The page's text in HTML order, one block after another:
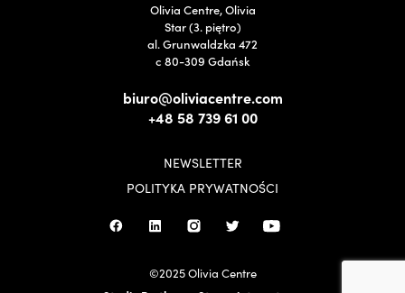
Olivia Centre, Olivia
Star (3. piętro)
al. Grunwaldzka 472
c 80-309 Gdańsk
biuro@oliviacentre.com
+48 58 739 61 00
NEWSLETTER
POLITYKA PRYWATNOŚCI
©2025 Olivia Centre